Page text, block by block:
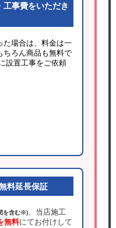
工事費をいただき
た場合は、料金は一
ちろん商品も無料で
設置工事をご依頼
料延長保証
を含む※)、当店施工
無料にてお付けして